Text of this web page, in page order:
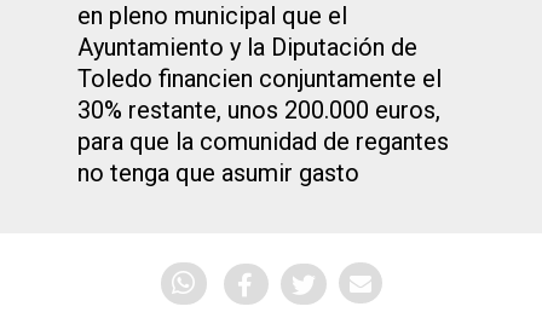
en pleno municipal que el
Ayuntamiento y la Diputación de
Toledo financien conjuntamente el
30% restante, unos 200.000 euros,
para que la comunidad de regantes
no tenga que asumir gasto